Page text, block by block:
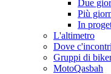
Due
Più
In
L'altimetro
Dove
Gruppi di
MotoQasbah